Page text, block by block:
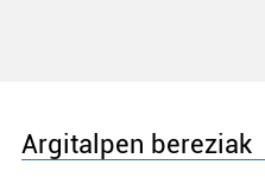
Argitalpen bereziak